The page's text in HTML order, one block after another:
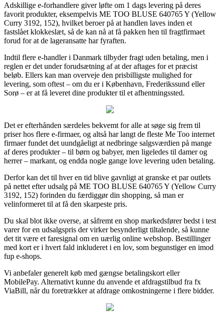
Adskillige e-forhandlere giver løfte om 1 dags levering på deres
favorit produkter, eksempelvis ME TOO BLUSE 640765 Y (Yellow
Curry 3192, 152), hvilket beroer på at handlen laves inden et
fastslået klokkeslæt, så de kan nå at få pakken hen til fragtfirmaet
forud for at de lageransatte har fyraften.
Indtil flere e-handler i Danmark tilbyder fragt uden betaling, men i
reglen er det under forudsætning af at der aftages for et præcist
beløb. Ellers kan man overveje den prisbilligste mulighed for
levering, som oftest – om du er i København, Frederikssund eller
Sorø – er at få leveret dine produkter til et afhentningssted.
Det er efterhånden særdeles bekvemt for alle at søge sig frem til
priser hos flere e-firmaer, og altså har langt de fleste Me Too internet
firmaer fundet det uundgåeligt at nedbringe salgsværdien på mange
af deres produkter – til børn og babyer, men ligeledes til damer og
herrer – markant, og endda nogle gange love levering uden betaling.
Derfor kan det til hver en tid blive gavnligt at granske et par outlets
på nettet efter udsalg på ME TOO BLUSE 640765 Y (Yellow Curry
3192, 152) forinden du færdiggør din shopping, så man er
velinformeret til at få den skarpeste pris.
Du skal blot ikke overse, at såfremt en shop markedsfører bedst i test
varer for en udsalgspris der virker besynderligt tiltalende, så kunne
det tit være et faresignal om en uærlig online webshop. Bestillinger
med kort er i hvert fald inkluderet i en lov, som begunstiger en imod
fup e-shops.
Vi anbefaler generelt køb med gængse betalingskort eller
MobilePay. Alternativt kunne du anvende et afdragstilbud fra fx
ViaBill, når du foretrækker at afdrage omkostningerne i flere bidder.